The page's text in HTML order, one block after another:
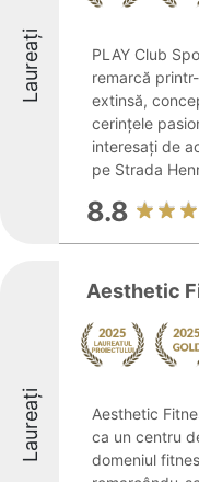
Laureați
PLAY Club
remarcă
extinsă,
cerințele
interesați de
pe Strada
8.8
Laureați
Aesthetic
Aesthetic
ca un centru
domeniul